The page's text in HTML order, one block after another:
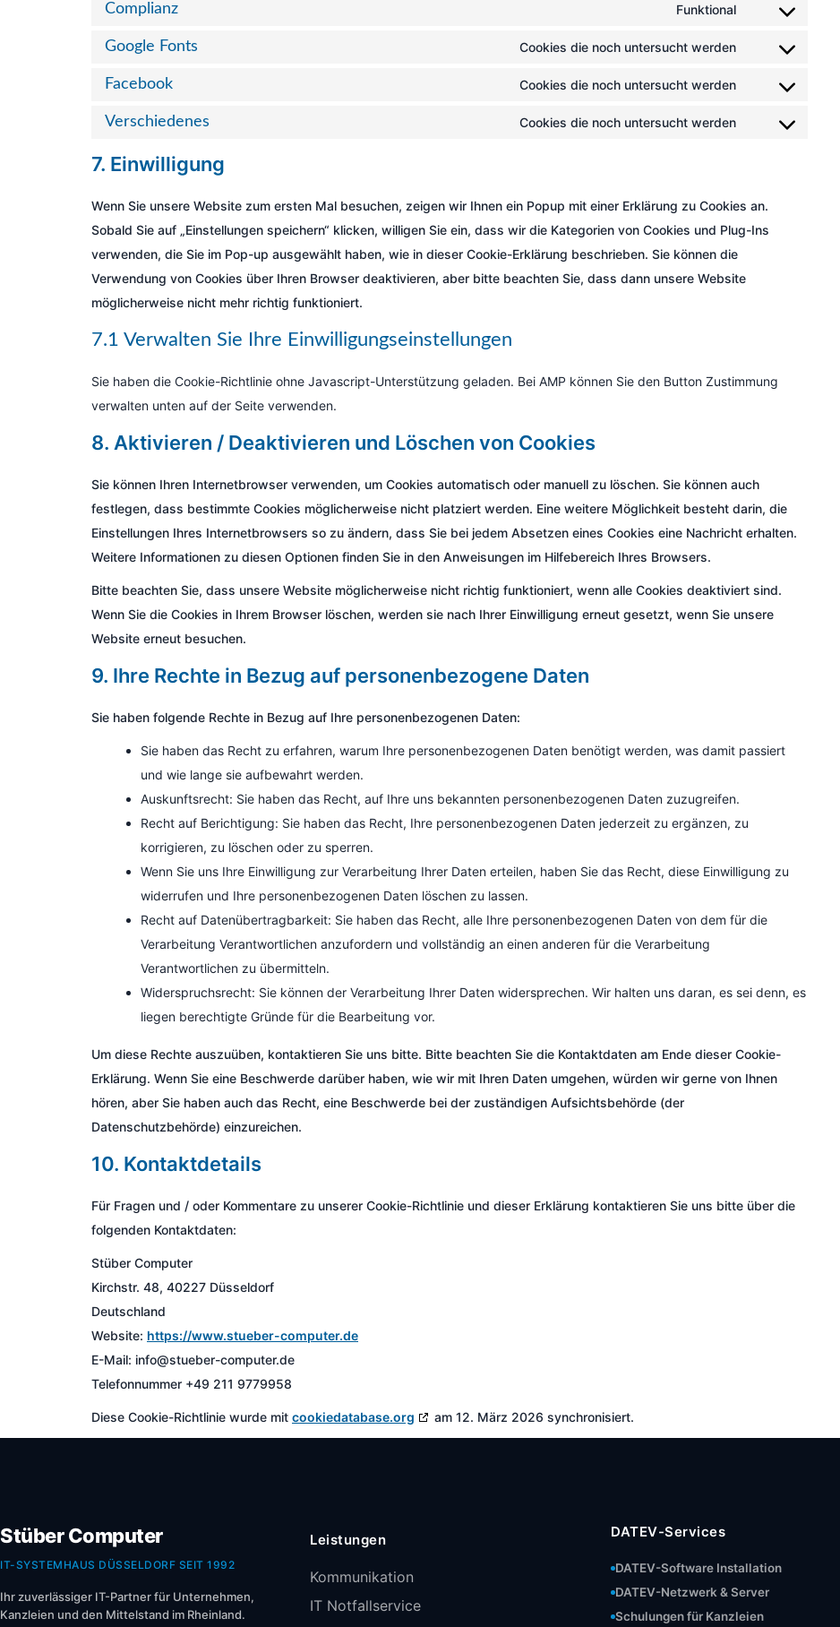
Complianz Funktional
Google Fonts Cookies die noch untersucht werden
Facebook Cookies die noch untersucht werden
Verschiedenes Cookies die noch untersucht werden
7. Einwilligung
Wenn Sie unsere Website zum ersten Mal besuchen, zeigen wir Ihnen ein Popup mit einer Erklärung zu Cookies an.
Sobald Sie auf „Einstellungen speichern“ klicken, willigen Sie ein, dass wir die Kategorien von Cookies und Plug-Ins
verwenden, die Sie im Pop-up ausgewählt haben, wie in dieser Cookie-Erklärung beschrieben. Sie können die
Verwendung von Cookies über Ihren Browser deaktivieren, aber bitte beachten Sie, dass dann unsere Website
möglicherweise nicht mehr richtig funktioniert.
7.1 Verwalten Sie Ihre Einwilligungseinstellungen
Sie haben die Cookie-Richtlinie ohne Javascript-Unterstützung geladen. Bei AMP können Sie den Button Zustimmung
verwalten unten auf der Seite verwenden.
8. Aktivieren / Deaktivieren und Löschen von Cookies
Sie können Ihren Internetbrowser verwenden, um Cookies automatisch oder manuell zu löschen. Sie können auch
festlegen, dass bestimmte Cookies möglicherweise nicht platziert werden. Eine weitere Möglichkeit besteht darin, die
Einstellungen Ihres Internetbrowsers so zu ändern, dass Sie bei jedem Absetzen eines Cookies eine Nachricht erhalten.
Weitere Informationen zu diesen Optionen finden Sie in den Anweisungen im Hilfebereich Ihres Browsers.
Bitte beachten Sie, dass unsere Website möglicherweise nicht richtig funktioniert, wenn alle Cookies deaktiviert sind.
Wenn Sie die Cookies in Ihrem Browser löschen, werden sie nach Ihrer Einwilligung erneut gesetzt, wenn Sie unsere
Website erneut besuchen.
9. Ihre Rechte in Bezug auf personenbezogene Daten
Sie haben folgende Rechte in Bezug auf Ihre personenbezogenen Daten:
Sie haben das Recht zu erfahren, warum Ihre personenbezogenen Daten benötigt werden, was damit passiert
und wie lange sie aufbewahrt werden.
Auskunftsrecht: Sie haben das Recht, auf Ihre uns bekannten personenbezogenen Daten zuzugreifen.
Recht auf Berichtigung: Sie haben das Recht, Ihre personenbezogenen Daten jederzeit zu ergänzen, zu
korrigieren, zu löschen oder zu sperren.
Wenn Sie uns Ihre Einwilligung zur Verarbeitung Ihrer Daten erteilen, haben Sie das Recht, diese Einwilligung zu
widerrufen und Ihre personenbezogenen Daten löschen zu lassen.
Recht auf Datenübertragbarkeit: Sie haben das Recht, alle Ihre personenbezogenen Daten von dem für die
Verarbeitung Verantwortlichen anzufordern und vollständig an einen anderen für die Verarbeitung
Verantwortlichen zu übermitteln.
Widerspruchsrecht: Sie können der Verarbeitung Ihrer Daten widersprechen. Wir halten uns daran, es sei denn, es
liegen berechtigte Gründe für die Bearbeitung vor.
Um diese Rechte auszuüben, kontaktieren Sie uns bitte. Bitte beachten Sie die Kontaktdaten am Ende dieser Cookie-
Erklärung. Wenn Sie eine Beschwerde darüber haben, wie wir mit Ihren Daten umgehen, würden wir gerne von Ihnen
hören, aber Sie haben auch das Recht, eine Beschwerde bei der zuständigen Aufsichtsbehörde (der
Datenschutzbehörde) einzureichen.
10. Kontaktdetails
Für Fragen und / oder Kommentare zu unserer Cookie-Richtlinie und dieser Erklärung kontaktieren Sie uns bitte über die
folgenden Kontaktdaten:
Stüber Computer
Kirchstr. 48, 40227 Düsseldorf
Deutschland
Website: https://www.stueber-computer.de
E-Mail: info@stueber-computer.de
Telefonnummer +49 211 9779958
Diese Cookie-Richtlinie wurde mit cookiedatabase.org am 12. März 2026 synchronisiert.
Stüber Computer
IT-SYSTEMHAUS DÜSSELDORF SEIT 1992
Ihr zuverlässiger IT-Partner für Unternehmen,
Kanzleien und den Mittelstand im Rheinland.
Leistungen
Kommunikation
IT Notfallservice
DATEV-Services
DATEV-Software Installation
DATEV-Netzwerk & Server
Schulungen für Kanzleien